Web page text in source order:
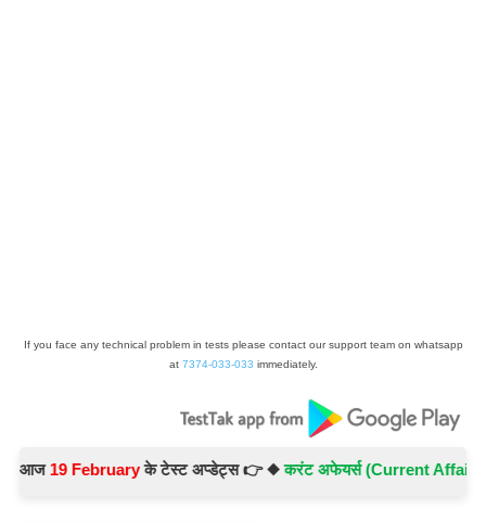
If you face any technical problem in tests please contact our support team on whatsapp
at 7374-033-033 immediately.
19 Februaryके टेस्ट अप्डेट्स 👉 ◆करंट अफेयर्स (Current Affairs) -